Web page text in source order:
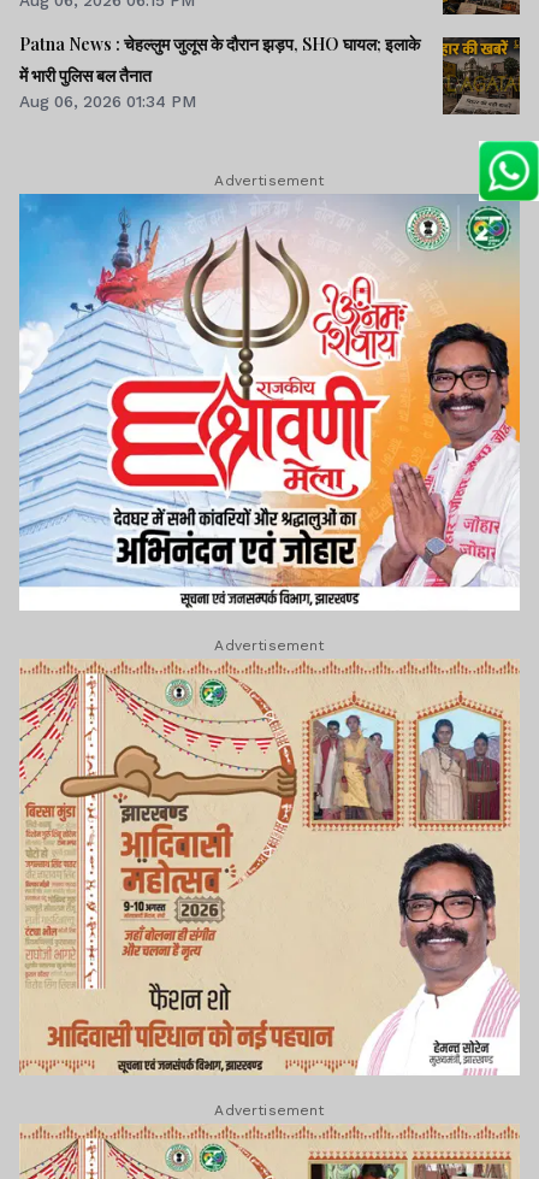
Patna News : चेहल्लुम जुलूस के दौरान झड़प, SHO घायल; इलाके
में भारी पुलिस बल तैनात
Aug 06, 2026 01:34 PM
Advertisement
Advertisement
Advertisement